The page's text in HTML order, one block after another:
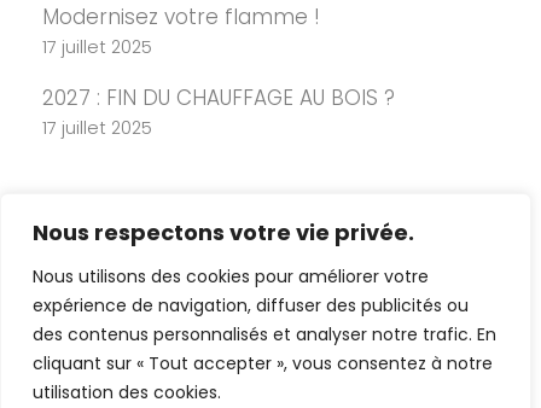
Nous respectons votre vie privée.
Nous utilisons des cookies pour améliorer votre
expérience de navigation, diffuser des publicités ou
des contenus personnalisés et analyser notre trafic. En
cliquant sur « Tout accepter », vous consentez à notre
utilisation des cookies.
Modernisez votre flamme !
17 juillet 2025
2027 : FIN DU CHAUFFAGE AU BOIS ?
17 juillet 2025
Copyright 2026 Cheminée Design -
Mentions légales